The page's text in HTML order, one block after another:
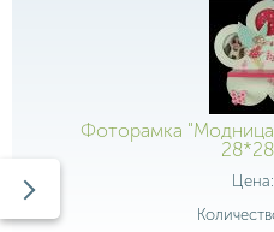
Фоторамка
Цена: